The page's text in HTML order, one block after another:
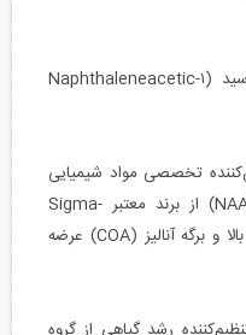
🔹🔸 فروش ویژه ۱-نفتیل استیک اسید (۱-Naphthaleneacetic
تخصصی مواد شیمیایی
آزمایشگاهی، ۱-نفتیل استیک اسید (NAA) از برند معتبر Sigma-
Aldrich را با تضمین اصالت، کیفیت بالا و برگه آنالیز (COA) عرضه